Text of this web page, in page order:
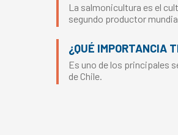
La salmonicultura es el
segundo productor
¿QUÉ IMPORTANCIA
Es uno de los principales
de Chile.